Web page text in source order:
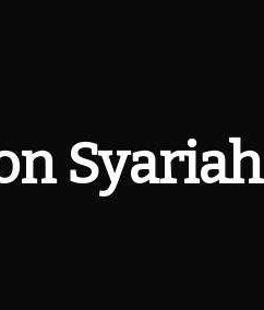
Syariah